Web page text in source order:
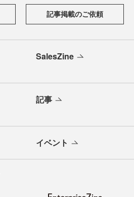
記事掲載のご依頼
SalesZine
記事
イベント